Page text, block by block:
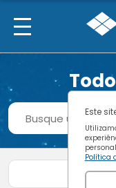
Este
Política
Procurar